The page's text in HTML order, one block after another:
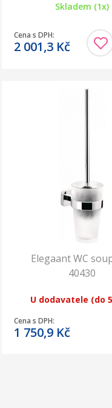
Skladem (1x)
Cena s DPH:
2 001,3 Kč
Elegaant WC
40430
U dodavatele (do
Cena s DPH:
1 750,9 Kč